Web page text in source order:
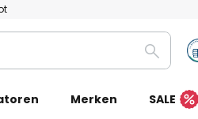
Zoeken
Merken SALE